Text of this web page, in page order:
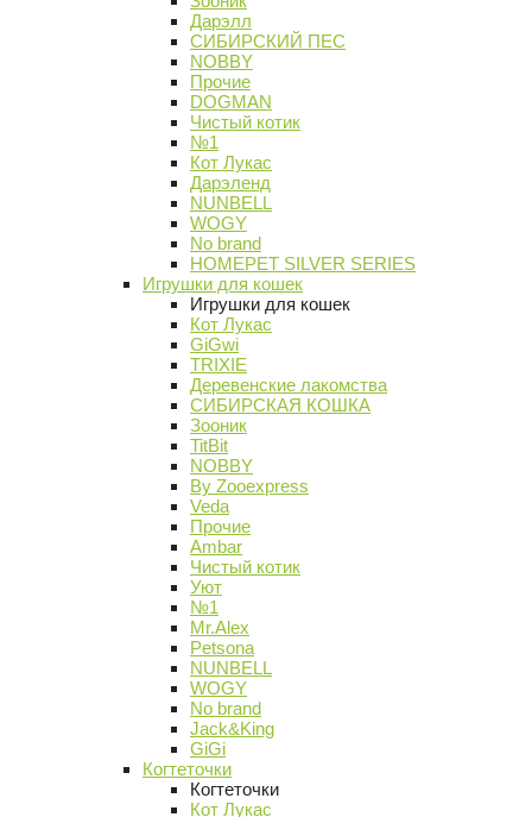
Дарэлл
СИБИРСКИЙ ПЕС
NOBBY
Прочие
DOGMAN
Чистый котик
№1
Кот Лукас
Дарэленд
NUNBELL
WOGY
No brand
HOMEPET SILVER SERIES
Игрушки для кошек
Игрушки для кошек
Кот Лукас
GiGwi
TRIXIE
Деревенские лакомства
СИБИРСКАЯ КОШКА
Зооник
TitBit
NOBBY
By Zooexpress
Veda
Прочие
Ambar
Чистый котик
Уют
№1
Mr.Alex
Petsona
NUNBELL
WOGY
No brand
Jack&King
GiGi
Когтеточки
Когтеточки
Кот Лукас